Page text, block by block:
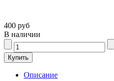
400 руб
В наличии
Описание